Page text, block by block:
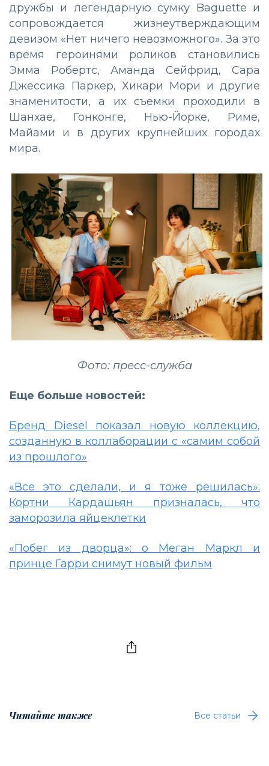
дружбы и легендарную сумку Baguette и
сопровождается жизнеутверждающим
девизом «Нет ничего невозможного». За это
время героинями роликов становились
Эмма Робертс, Аманда Сейфрид, Сара
Джессика Паркер, Хикари Мори и другие
знаменитости, а их съемки проходили в
Шанхае, Гонконге, Нью-Йорке, Риме,
Майами и в других крупнейших городах
мира.
Фото: пресс-служба
Еще больше новостей:
Бренд Diesel показал новую коллекцию,
созданную в коллаборации с «самим собой
из прошлого»
«Все это сделали, и я тоже решилась»:
Кортни Кардашьян призналась, что
заморозила яйцеклетки
«Побег из дворца»: о Меган Маркл и
принце Гарри снимут новый фильм
Читайте также Все статьи